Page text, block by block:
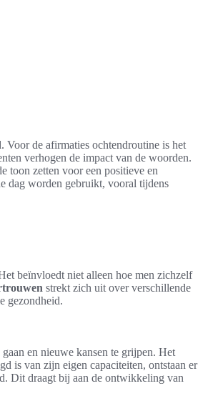
de afirmaties ochtendroutine is het
verhogen de impact van de woorden.
toon zetten voor een positieve en
dag worden gebruikt, vooral tijdens
beïnvloedt niet alleen hoe men zichzelf
strekt zich uit over verschillende
gezondheid.
en nieuwe kansen te grijpen. Het
is van zijn eigen capaciteiten, ontstaan er
Dit draagt bij aan de ontwikkeling van